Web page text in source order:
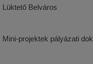
Lüktető Belváros
Mini-projektek pályázati